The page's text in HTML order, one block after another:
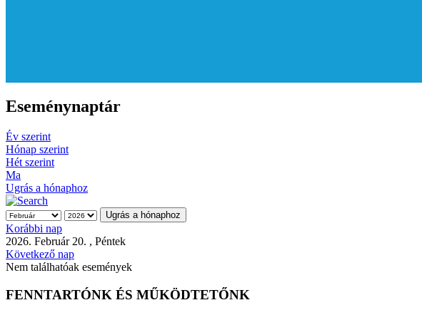
Eseménynaptár
Év szerint
Hónap szerint
Hét szerint
Ma
Ugrás a hónaphoz
Ugrás a hónaphoz
Korábbi nap
2026. Február 20. , Péntek
Következő nap
Nem találhatóak események
FENNTARTÓNK ÉS MŰKÖDTETŐNK